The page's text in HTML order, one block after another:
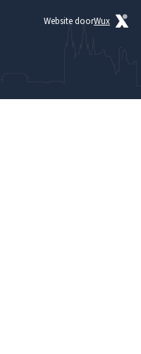
Website doorWux